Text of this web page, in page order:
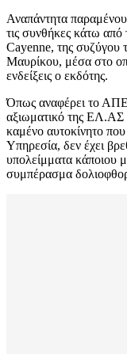
Αναπάντητα
τις συνθήκες κάτω από
Cayenne, της συζύγου
Μαυρίκου, μέσα στο
ενδείξεις ο εκδότης.
Όπως αναφέρει το
αξιωματικό της ΕΛ.ΑΣ
καμένο αυτοκίνητο
Υπηρεσία, δεν έχει
υπολείμματα κάποιου
συμπέρασμα